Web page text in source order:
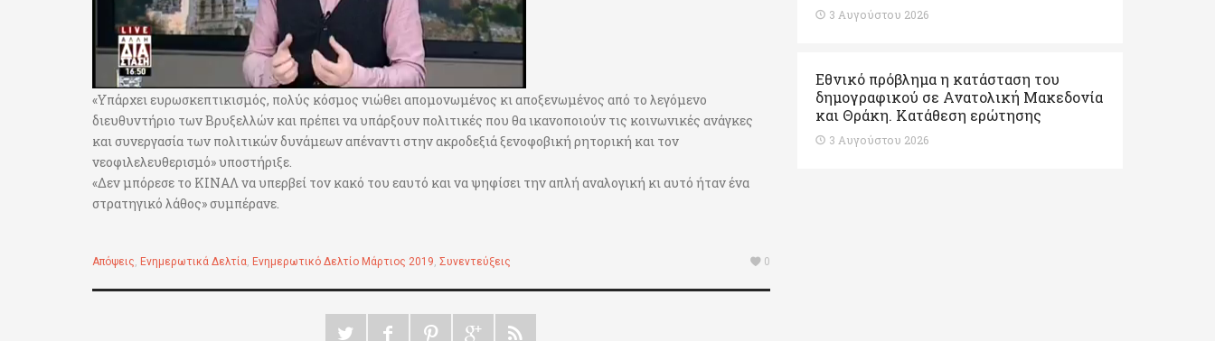
«Υπάρχει ευρωσκεπτικισμός, πολύς κόσμος νιώθει απομονωμένος κι αποξενωμένος από το λεγόμενο
διευθυντήριο των Βρυξελλών και πρέπει να υπάρξουν πολιτικές που θα ικανοποιούν τις κοινωνικές ανάγκες
και συνεργασία των πολιτικών δυνάμεων απέναντι στην ακροδεξιά ξενοφοβική ρητορική και τον
νεοφιλελευθερισμό» υποστήριξε.
«Δεν μπόρεσε το ΚΙΝΑΛ να υπερβεί τον κακό του εαυτό και να ψηφίσει την απλή αναλογική κι αυτό ήταν ένα
στρατηγικό λάθος» συμπέρανε.
Απόψεις, Ενημερωτικά Δελτία, Ενημερωτικό Δελτίο Μάρτιος 2019, Συνεντεύξεις 0
3 Αυγούστου 2026
Εθνικό πρόβλημα η κατάσταση του
δημογραφικού σε Ανατολική Μακεδονία
και Θράκη. Κατάθεση ερώτησης
3 Αυγούστου 2026